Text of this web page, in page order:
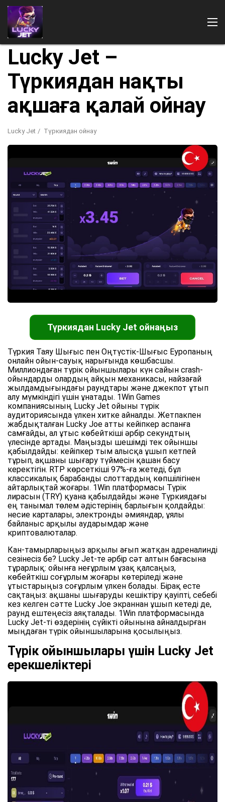
Төлемдер
1Win ойындары
Lucky Jet –
Түркиядан нақты
ақшаға қалай ойнау
Lucky Jet Түркиядан ойнау
Түркиядан Lucky Jet ойнаңыз
Түркия Таяу Шығыс пен Оңтүстік-Шығыс Еуропаның
онлайн ойын-сауық нарығында көшбасшы.
Миллиондаған түрік ойыншылары күн сайын crash-
ойындарды олардың айқын механикасы, найзағай
жылдамдығындағы раундтары және джекпот ұтып
алу мүмкіндігі үшін ұнатады. 1Win Games
компаниясының Lucky Jet ойыны түрік
аудиториясында үлкен хитке айналды. Жетпакпен
жабдықталған Lucky Joe атты кейіпкер аспанға
самғайды, ал ұтыс көбейткіші әрбір секундтың
үлесінде артады. Маңызды шешімді тек ойыншы
қабылдайды: кейіпкер тым алысқа ұшып кетпей
тұрып, ақшаны шығару түймесін қашан басу
керектігін. RTP көрсеткіші 97%-ға жетеді, бұл
классикалық барабанды слоттардың көпшілігінен
айтарлықтай жоғары. 1Win платформасы Түрік
лирасын (TRY) қуана қабылдайды және Түркиядағы
ең танымал төлем әдістерінің барлығын қолдайды:
несие карталары, электронды әмияндар, ұялы
байланыс арқылы аударымдар және
криптовалюталар.
Кан-тамырларыңыз арқылы ағып жатқан адреналинді
сезінесіз бе? Lucky Jet-те әрбір сәт алтын бағасына
тұрарлық: ойынға неғұрлым ұзақ қалсаңыз,
көбейткіш соғұрлым жоғары көтеріледі және
ұтыстарыңыз соғұрлым үлкен болады. Бірақ есте
сақтаңыз: ақшаны шығаруды кешіктіру қауіпті, себебі
кез келген сәтте Lucky Joe экраннан ұшып кетеді де,
раунд ештеңесіз аяқталады. 1Win платформасында
Lucky Jet-ті өздерінің сүйікті ойынына айналдырған
мыңдаған түрік ойыншыларына қосылыңыз.
Түрік ойыншылары үшін Lucky Jet
ерекшеліктері